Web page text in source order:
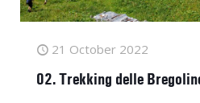
21 October 2022
02. Trekking delle